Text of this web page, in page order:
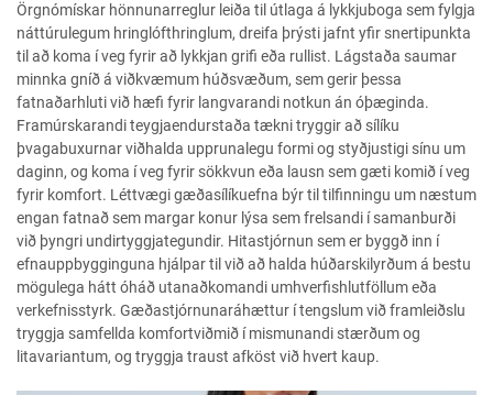
Örgnómískar hönnunarreglur leiða til útlaga á lykkjuboga sem fylgja
náttúrulegum hringlófthringlum, dreifa þrýsti jafnt yfir snertipunkta
til að koma í veg fyrir að lykkjan grifi eða rullist. Lágstaða saumar
minnka gníð á viðkvæmum húðsvæðum, sem gerir þessa
fatnaðarhluti við hæfi fyrir langvarandi notkun án óþæginda.
Framúrskarandi teygjaendurstaða tækni tryggir að sílíku
þvagabuxurnar viðhalda upprunalegu formi og styðjustigi sínu um
daginn, og koma í veg fyrir sökkvun eða lausn sem gæti komið í veg
fyrir komfort. Léttvægi gæðasílíkuefna býr til tilfinningu um næstum
engan fatnað sem margar konur lýsa sem frelsandi í samanburði
við þyngri undirtyggjategundir. Hitastjórnun sem er byggð inn í
efnauppbygginguna hjálpar til við að halda húðarskilyrðum á bestu
mögulega hátt óháð utanaðkomandi umhverfishlutföllum eða
verkefnisstyrk. Gæðastjórnunaráhættur í tengslum við framleiðslu
tryggja samfellda komfortviðmið í mismunandi stærðum og
litavariantum, og tryggja traust afköst við hvert kaup.